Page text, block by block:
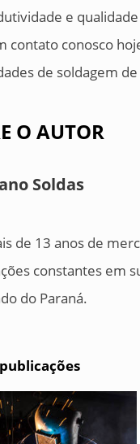
e
contato conosco
de soldagem
O AUTOR
Soldas
de 13 anos de
constantes em
do Paraná.